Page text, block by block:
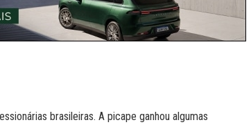
brasileiras. A picape ganhou algumas